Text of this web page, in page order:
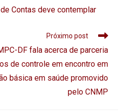
Contas deve contemplar
Próximo post
DF fala acerca de parceria
de controle em encontro em
básica em saúde promovido
pelo CNMP